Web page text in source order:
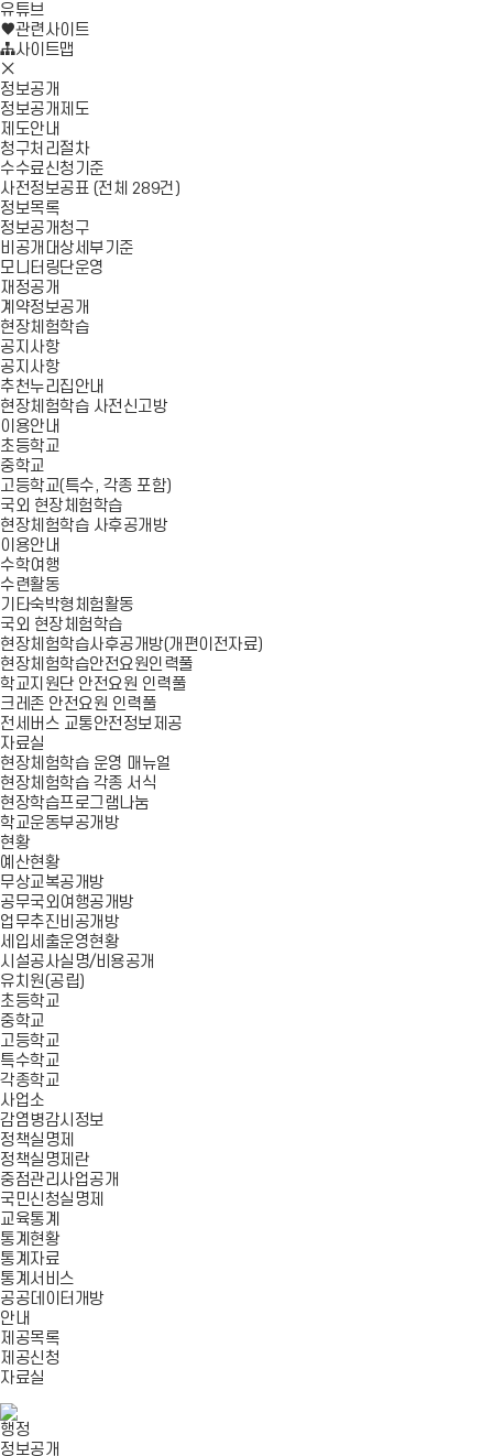
기
유튜브
로
가
관련사이트
사이트맵
모
바
일
메
뉴
닫
기
정보공개
정보공개제도
제도안내
청구처리절차
수수료신청기준
사전정보공표 (전체 289건)
정보목록
정보공개청구
비공개대상세부기준
모니터링단운영
재정공개
계약정보공개
현장체험학습
공지사항
공지사항
추천누리집안내
현장체험학습 사전신고방
이용안내
초등학교
중학교
고등학교(특수, 각종 포함)
국외 현장체험학습
현장체험학습 사후공개방
이용안내
수학여행
수련활동
기타숙박형체험활동
국외 현장체험학습
현장체험학습사후공개방(개편이전자료)
현장체험학습안전요원인력풀
학교지원단 안전요원 인력풀
크레존 안전요원 인력풀
전세버스 교통안전정보제공
자료실
현장체험학습 운영 매뉴얼
현장체험학습 각종 서식
현장학습프로그램나눔
학교운동부공개방
현황
예산현황
무상교복공개방
공무국외여행공개방
업무추진비공개방
세입세출운영현황
시설공사실명/비용공개
유치원(공립)
초등학교
중학교
고등학교
특수학교
각종학교
사업소
감염병감시정보
정책실명제
정책실명제란
중점관리사업공개
국민신청실명제
교육통계
통계현황
통계자료
통계서비스
공공데이터개방
안내
제공목록
제공신청
자료실
행정
정보공개